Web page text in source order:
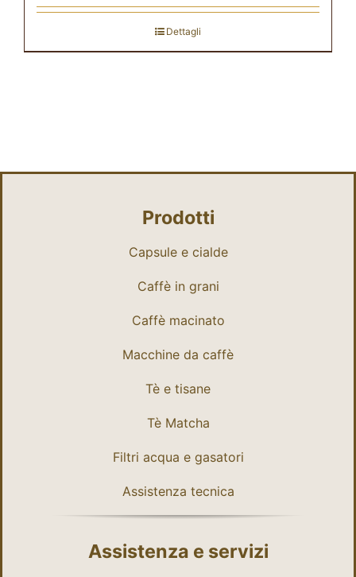
Dettagli
Prodotti
Capsule e cialde
Caffè in grani
Caffè macinato
Macchine da caffè
Tè e tisane
Tè Matcha
Filtri acqua e gasatori
Assistenza tecnica
Assistenza e servizi